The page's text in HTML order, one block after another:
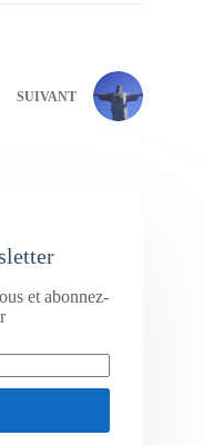
SUIVANT
et abonnez-